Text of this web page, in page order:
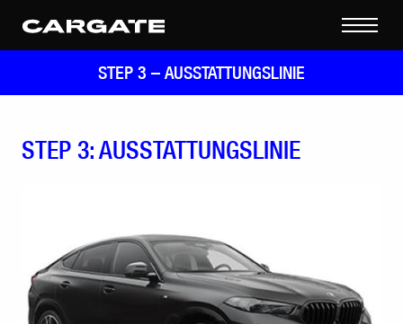
STEP 3 – AUSSTATTUNGSLINIE
STEP 3: AUSSTATTUNGSLINIE